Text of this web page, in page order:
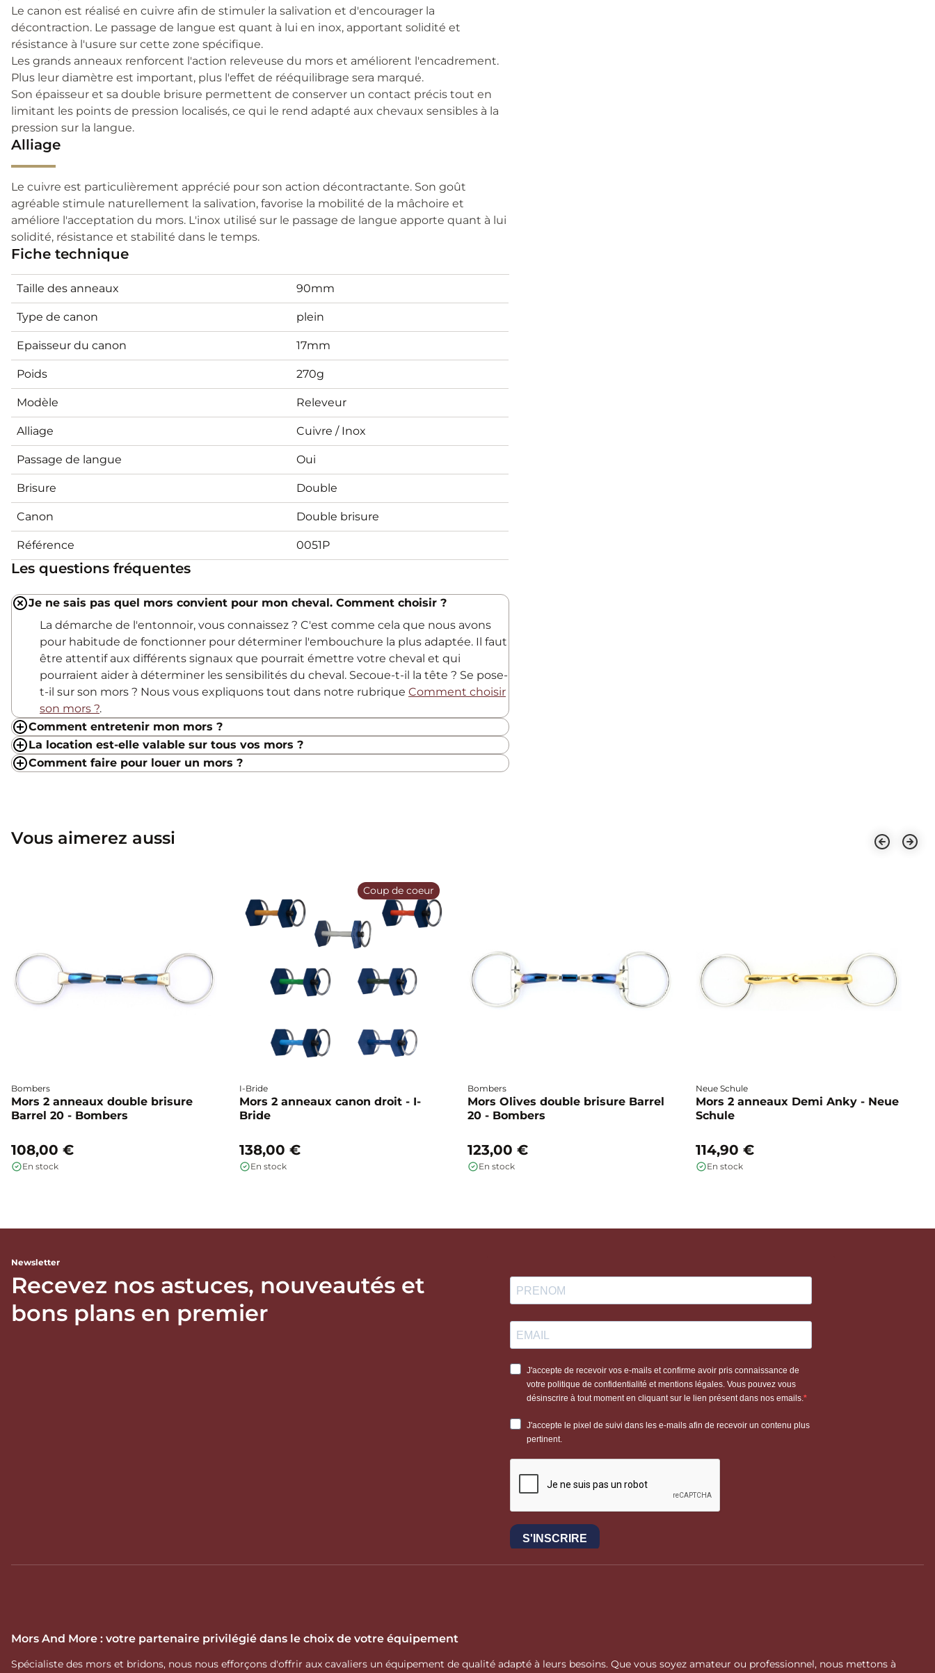
Le canon est réalisé en cuivre afin de stimuler la salivation et d'encourager la
décontraction. Le passage de langue est quant à lui en inox, apportant solidité et
résistance à l'usure sur cette zone spécifique.
Les grands anneaux renforcent l'action releveuse du mors et améliorent l'encadrement.
Plus leur diamètre est important, plus l'effet de rééquilibrage sera marqué.
Son épaisseur et sa double brisure permettent de conserver un contact précis tout en
limitant les points de pression localisés, ce qui le rend adapté aux chevaux sensibles à la
pression sur la langue.
Alliage
Le cuivre est particulièrement apprécié pour son action décontractante. Son goût
agréable stimule naturellement la salivation, favorise la mobilité de la mâchoire et
améliore l'acceptation du mors. L'inox utilisé sur le passage de langue apporte quant à lui
solidité, résistance et stabilité dans le temps.
Fiche technique
Taille des anneaux 90mm
Type de canon plein
Epaisseur du canon 17mm
Poids 270g
Modèle Releveur
Alliage Cuivre / Inox
Passage de langue Oui
Brisure Double
Canon Double brisure
Référence 0051P
Les questions fréquentes
Je ne sais pas quel mors convient pour mon cheval. Comment choisir ?
La démarche de l'entonnoir, vous connaissez ? C'est comme cela que nous avons
pour habitude de fonctionner pour déterminer l'embouchure la plus adaptée. Il faut
être attentif aux différents signaux que pourrait émettre votre cheval et qui
pourraient aider à déterminer les sensibilités du cheval. Secoue-t-il la tête ? Se pose-
t-il sur son mors ? Nous vous expliquons tout dans notre rubrique Comment choisir
son mors ?.
Comment entretenir mon mors ?
La location est-elle valable sur tous vos mors ?
Comment faire pour louer un mors ?
Vous aimerez aussi
Bombers
Mors 2 anneaux double brisure
Barrel 20 - Bombers
108,00 €
En stock
I-Bride
Mors 2 anneaux canon droit - I-
Bride
138,00 €
En stock
Coup de coeur
Bombers
Mors Olives double brisure Barrel
20 - Bombers
123,00 €
En stock
Neue Schule
Mors 2 anneaux Demi Anky - Neue
Schule
114,90 €
En stock
Newsletter
Recevez nos astuces, nouveautés et
bons plans en premier
Mors And More : votre partenaire privilégié dans le choix de votre équipement
Spécialiste des mors et bridons, nous nous efforçons d'offrir aux cavaliers un équipement de qualité adapté à leurs besoins. Que vous soyez amateur ou professionnel, nous mettons à